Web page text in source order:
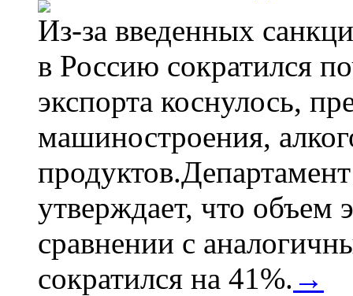
Из-за введенных
в Россию сократился
экспорта коснулось,
машиностроения,
утверждает, что объем
сравнении с
сократился на 41%. →